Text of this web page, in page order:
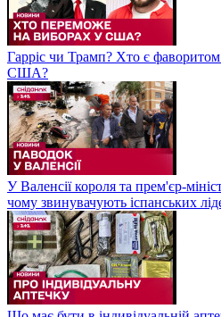
Гарріс чи Трамп? Хто є
США?
У Валенсії короля та прем'єр-
чому звинувачують іспанських